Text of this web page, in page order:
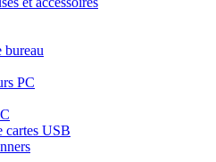
bureau
PC
cartes USB